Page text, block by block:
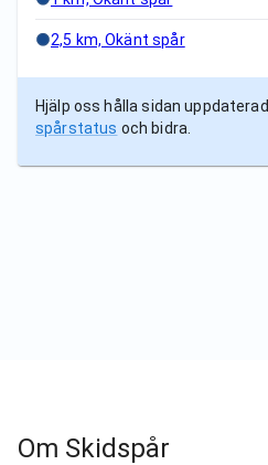
2,5 km, Okänt spår
Hjälp oss hålla sidan uppdaterad.
spårstatus och bidra.
Om Skidspår